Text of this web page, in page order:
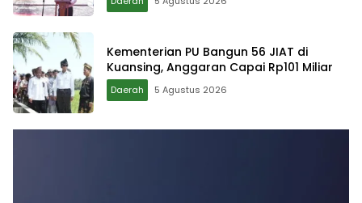
Kementerian PU Bangun 56 JIAT di
Kuansing, Anggaran Capai Rp101 Miliar
Daerah 5 Agustus 2026